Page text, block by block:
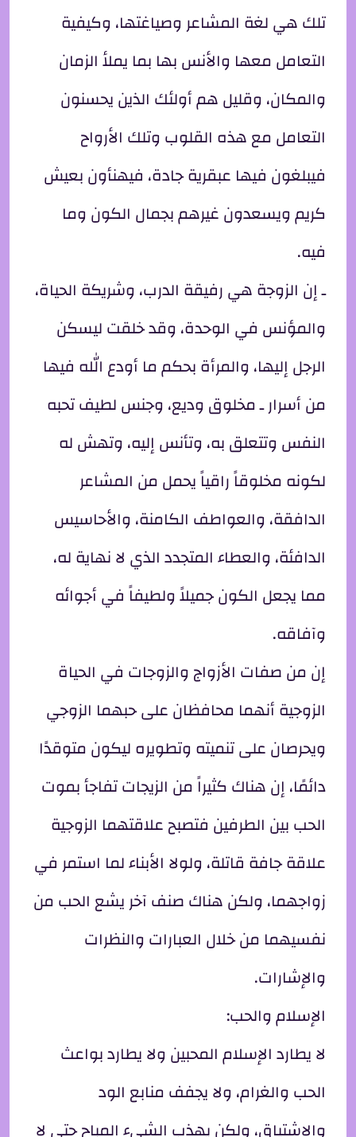
تلك هي لغة المشاعر وصياغتها، وكيفية
التعامل معها والأنس بها بما يملأ الزمان
والمكان، وقليل هم أولئك الذين يحسنون
التعامل مع هذه القلوب وتلك الأرواح
فيبلغون فيها عبقرية جادة، فيهنأون بعيش
كريم ويسعدون غيرهم بجمال الكون وما
فيه.
ـ إن الزوجة هي رفيقة الدرب، وشريكة الحياة،
والمؤنس في الوحدة، وقد خلقت ليسكن
الرجل إليها، والمرأة بحكم ما أودع الله فيها
من أسرار ـ مخلوق وديع، وجنس لطيف تحبه
النفس وتتعلق به، وتأنس إليه، وتهش له
لكونه مخلوقاً راقياً يحمل من المشاعر
الدافقة، والعواطف الكامنة، والأحاسيس
الدافئة، والعطاء المتجدد الذي لا نهاية له،
مما يجعل الكون جميلاً ولطيفاً في أجوائه
وآفاقه.
إن من صفات الأزواج والزوجات في الحياة
الزوجية أنهما محافظان على حبهما الزوجي
ويحرصان على تنميته وتطويره ليكون متوقدًا
دائمًا، إن هناك كثيراً من الزيجات تفاجأ بموت
الحب بين الطرفين فتصبح علاقتهما الزوجية
علاقة جافة قاتلة، ولولا الأبناء لما استمر في
زواجهما، ولكن هناك صنف آخر يشع الحب من
نفسيهما من خلال العبارات والنظرات
والإشارات.
الإسلام والحب:
لا يطارد الإسلام المحبين ولا يطارد بواعث
الحب والغرام، ولا يجفف منابع الود
والاشتياق، ولكن يهذب الشيء المباح حتى لا